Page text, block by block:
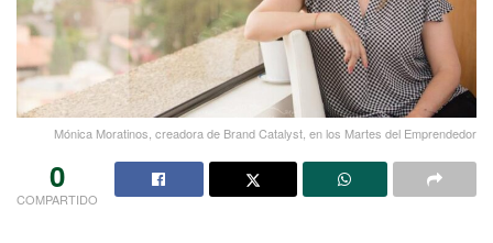
Mónica Moratinos, creadora de Brand Catalyst, en los Martes del Emprendedor
0
COMPARTIDO